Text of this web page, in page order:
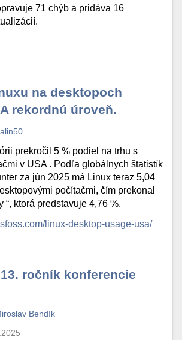
71 chýb a pridáva 16
na desktopoch
rekordnú úroveň.
prekročil 5 % podiel na trhu s
v USA . Podľa globálnych štatistík
za jún 2025 má Linux teraz 5,04
počítačmi, čím prekonal
“, ktorá predstavuje 4,76 %.
linux-desktop-usage-usa/
ročník konferencie
Bendík